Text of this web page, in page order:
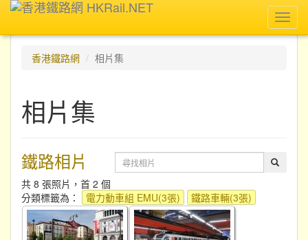
香港鐵路網
相片集
相片集
鐵路相片
共 8 張照片，首 2 個
分類標籤為：
電力動車組 EMU(3張) 鐵路車輛(3張)